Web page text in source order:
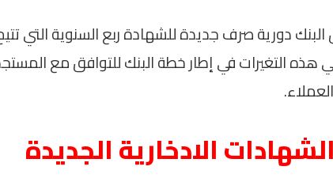
هذه التغيرات في إطار خطة البنك للتوافق مع
الادخارية الجديدة